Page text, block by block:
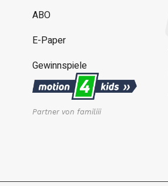
ABO
E-Paper
Gewinnspiele
Partner von familiii